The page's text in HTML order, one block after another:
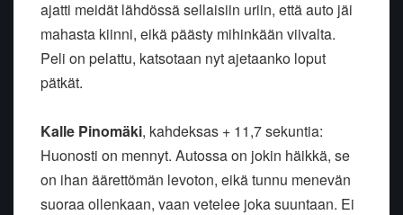
ajatti meidät lähdössä sellaisiin uriin, että auto jäi
mahasta kiinni, eikä päästy mihinkään viivalta.
Peli on pelattu, katsotaan nyt ajetaanko loput
pätkät.
Kalle Pinomäki, kahdeksas + 11,7 sekuntia:
Huonosti on mennyt. Autossa on jokin häikkä, se
on ihan äärettömän levoton, eikä tunnu menevän
suoraa ollenkaan, vaan vetelee joka suuntaan. Ei